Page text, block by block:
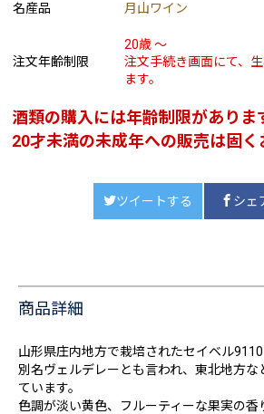
名産品 月山ワイン
注文年齢制限
20歳 ～
注文手続き画面にて、
ます。
酒類の購入には年齢制限がありま
20才未満の未成年への販売は固く
ツイートする シェ
商品詳細
山形県庄内地方で栽培されたセイベル9110
別名ヴェルデレーとも言われ、東北地方
ています。
色調が淡い黄色、フルーティーな果実の